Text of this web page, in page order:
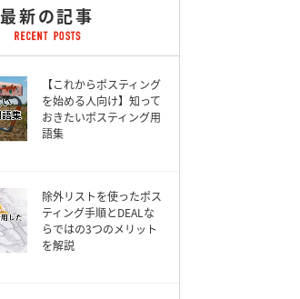
最新の記事
【これからポスティング
を始める人向け】知って
おきたいポスティング用
語集
除外リストを使ったポス
ティング手順とDEALな
らではの3つのメリット
を解説